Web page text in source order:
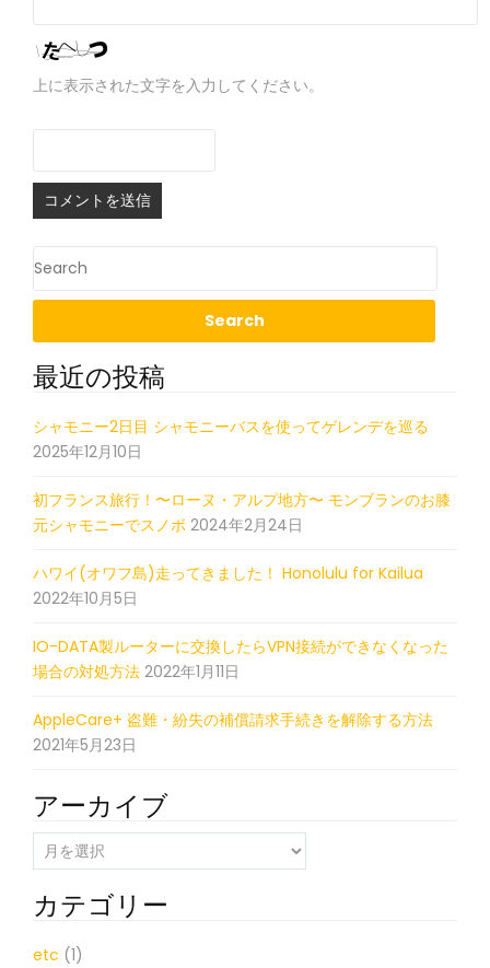
上に表示された文字を入力してください。
最近の投稿
シャモニー2日目 シャモニーバスを使ってゲレンデを巡る
2025年12月10日
初フランス旅行！〜ローヌ・アルプ地方〜 モンブランのお膝
元シャモニーでスノボ 2024年2月24日
ハワイ(オワフ島)走ってきました！ Honolulu for Kailua
2022年10月5日
IO-DATA製ルーターに交換したらVPN接続ができなくなった
場合の対処方法 2022年1月11日
AppleCare+ 盗難・紛失の補償請求手続きを解除する方法
2021年5月23日
アーカイブ
ー
カ
イ
ブ
カテゴリー
etc (1)